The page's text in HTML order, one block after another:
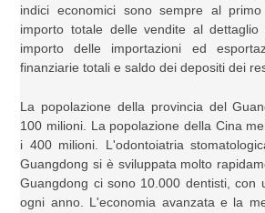
indici economici sono sempre al
importo totale delle vendite al dettaglio
importo delle importazioni ed
finanziarie totali e saldo dei depositi dei
La popolazione della provincia del
100 milioni. La popolazione della Cina
i 400 milioni. L'odontoiatria
Guangdong si è sviluppata molto
Guangdong ci sono 10.000 dentisti, con
ogni anno. L'economia avanzata e la